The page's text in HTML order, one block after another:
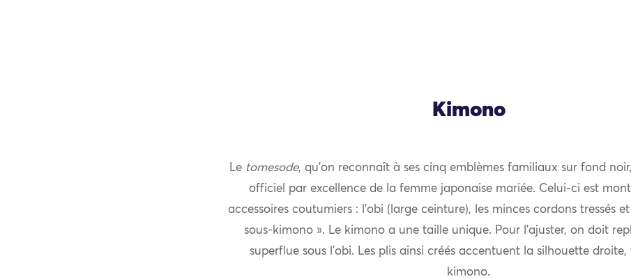
Kimono
Le tomesode, qu’on reconnaît à ses cinq emblèmes familiaux sur fond
officiel par excellence de la femme japonaise mariée. Celui-ci est
accessoires coutumiers : l’obi (large ceinture), les minces cordons tressés
sous-kimono ». Le kimono a une taille unique. Pour l’ajuster, on doit
superflue sous l’obi. Les plis ainsi créés accentuent la silhouette
kimono.